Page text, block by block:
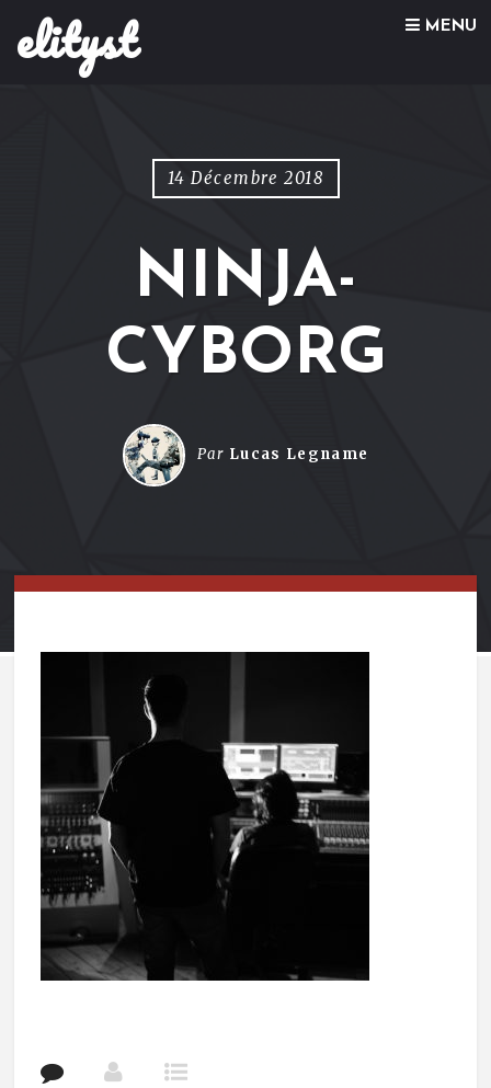
elityst MENU
Skip to content
14 Décembre 2018
NINJA-
CYBORG
Par Lucas Legname